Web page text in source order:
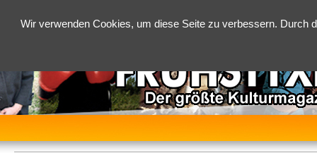
Wir verwenden Cookies, um diese Seite zu verbessern.